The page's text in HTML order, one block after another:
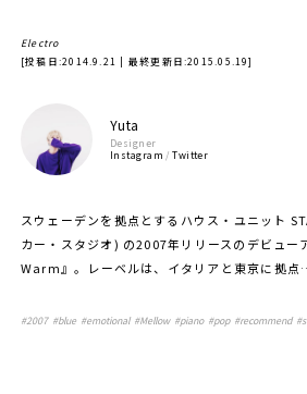
Electro
[投稿日:2014.9.21 | 最終更新日:2015.05.19]
Yuta
Designer
Instagram /Twitter
スウェーデンを拠点とするハウス・ユニット
カー・スタジオ) の2007年リリースのデビュー
Warm』。レーベルは、イタリアと東京に拠点
#2007#blue #emotional#Mellow#piano#pop#recommend#